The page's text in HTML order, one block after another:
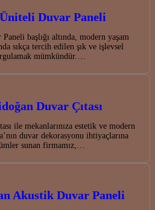
Duvar Paneli
başlığı altında, modern yaşam
sıkça tercih edilen şık ve işlevsel
mümkündür.…
Duvar Çıtası
ile mekanlarınıza estetik ve modern
duvar dekorasyonu ihtiyaçlarına
sunan firmamız,…
Akustik Duvar Paneli